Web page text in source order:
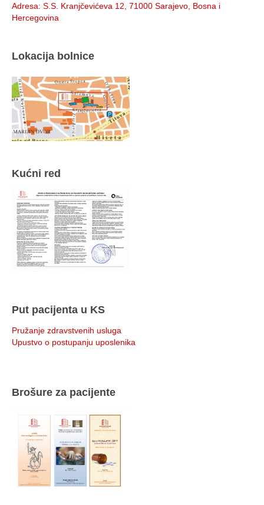
Adresa: S.S. Kranjčevićeva 12, 71000 Sarajevo, Bosna i
Hercegovina
Lokacija bolnice
Kućni red
Put pacijenta u KS
Pružanje zdravstvenih usluga
Upustvo o postupanju uposlenika
Brošure za pacijente